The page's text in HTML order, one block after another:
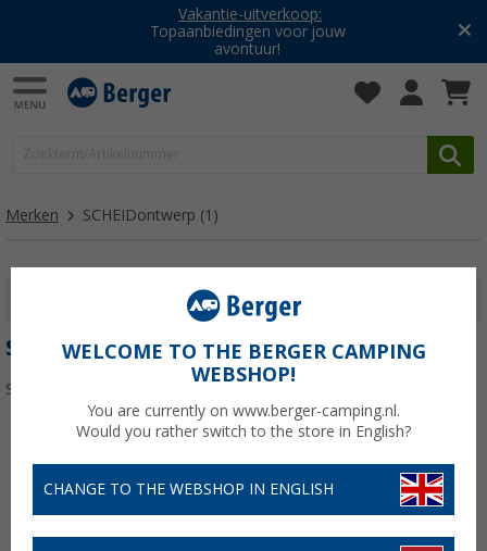
Vakantie-uitverkoop:
Topaanbiedingen voor jouw
avontuur!
Merken SCHEIDontwerp (1)
FILTER WEERGEVEN
SCHEIDONTWERP
Sorteren:
-50%
WELCOME TO THE BERGER CAMPING
WEBSHOP!
You are currently on www.berger-camping.nl.
Would you rather switch to the store in English?
CHANGE TO THE WEBSHOP IN ENGLISH